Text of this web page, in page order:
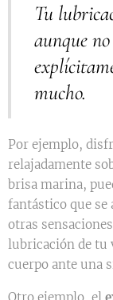
Tu
aunque
mucho.
Por ejemplo,
relajadamente
brisa marina,
fantástico que
otras
lubricación de tu
cuerpo ante una